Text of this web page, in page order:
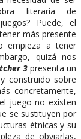
literaria de
Puede, el
más presente
empieza a tener
quizá nos
3presenta un
construido sobre
concretamente,
juego no existen
se sustituyen por
étnicas y su
de obviarlas,